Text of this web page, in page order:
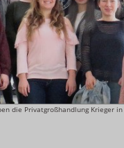
die Privatgroßhandlung Krieger